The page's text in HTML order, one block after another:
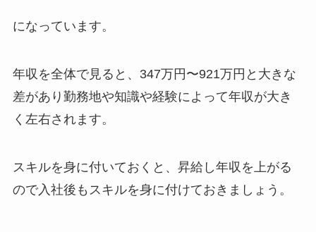
になっています。
年収を全体で見ると、347万円〜921万円と大きな
差があり勤務地や知識や経験によって年収が大き
く左右されます。
スキルを身に付いておくと、昇給し年収を上がる
ので入社後もスキルを身に付けておきましょう。